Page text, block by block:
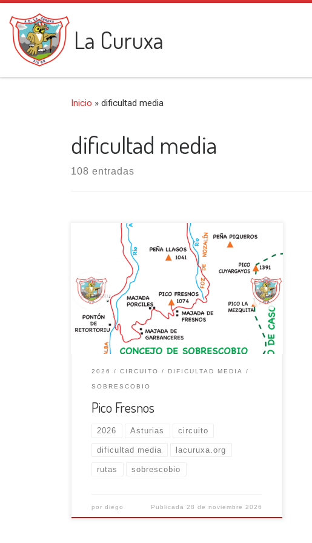
Saltar al contenido
La Curuxa
Inicio » dificultad media
dificultad media
108 entradas
Iniciamos esta salida en el pueblo de Soto de
Agues (440 m). Atravesando el pueblo con
dirección S, tomamos un buen camino que,
tras rebasar la piscifactoría, se adentra en el
Desfiladero del Llaímo. Llevando el río Alba a
nuestra izquierda, rebasamos el antiguo
cargadero de mineral de Campurru, donde […]
2026 CIRCUITO DIFICULTAD MEDIA
SOBRESCOBIO
Pico Fresnos
2026 Asturias circuito
dificultad media lacuruxa.org
rutas sobrescobio
pordiego Publicada 28 de noviembre 2026